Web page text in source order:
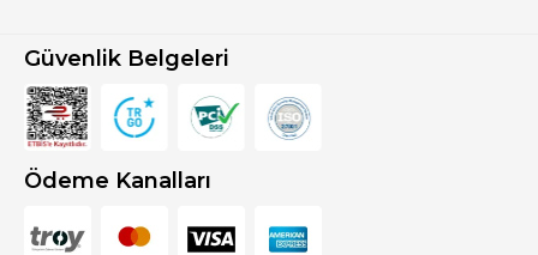
Güvenlik Belgeleri
Ödeme Kanalları